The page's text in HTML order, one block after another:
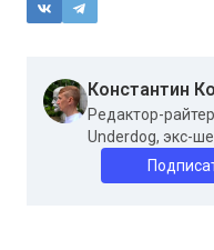
Константин
Редактор-
Underdog, экс-